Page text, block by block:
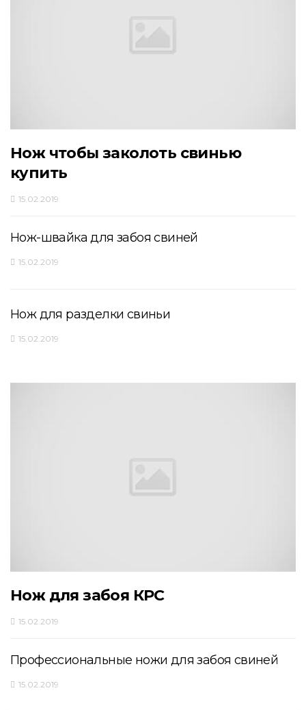
Нож чтобы заколоть свинью
купить
15.02.2019
Нож-швайка для забоя свиней
15.02.2019
Нож для разделки свиньи
15.02.2019
Нож для забоя КРС
15.02.2019
Профессиональные ножи для забоя свиней
15.02.2019